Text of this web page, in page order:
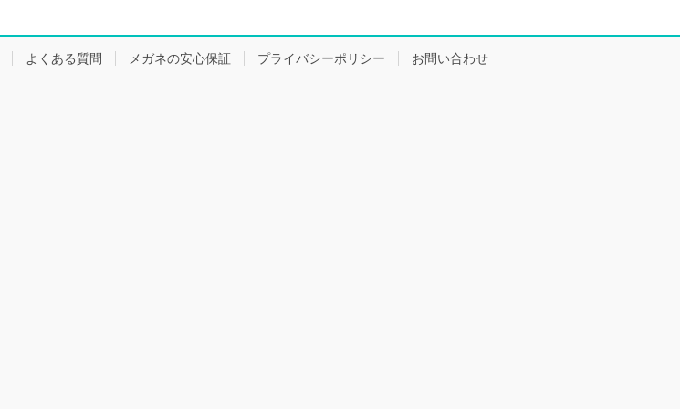
よくある質問 メガネの安心保証 プライバシーポリシー
お問い合わせ